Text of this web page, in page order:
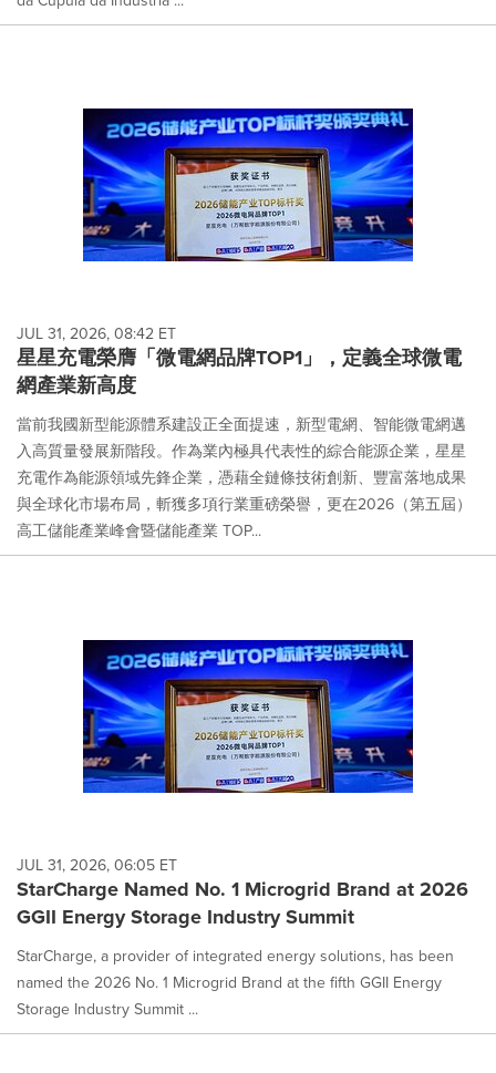
JUL 31, 2026, 08:42 ET
星星充電榮膺「微電網品牌TOP1」，定義全球微電
網產業新高度
當前我國新型能源體系建設正全面提速，新型電網、智能微電網邁
入高質量發展新階段。作為業內極具代表性的綜合能源企業，星星
充電作為能源領域先鋒企業，憑藉全鏈條技術創新、豐富落地成果
與全球化市場布局，斬獲多項行業重磅榮譽，更在2026（第五屆）
高工儲能產業峰會暨儲能產業 TOP...
JUL 31, 2026, 06:05 ET
StarCharge Named No. 1 Microgrid Brand at 2026
GGII Energy Storage Industry Summit
StarCharge, a provider of integrated energy solutions, has been
named the 2026 No. 1 Microgrid Brand at the fifth GGII Energy
Storage Industry Summit ...